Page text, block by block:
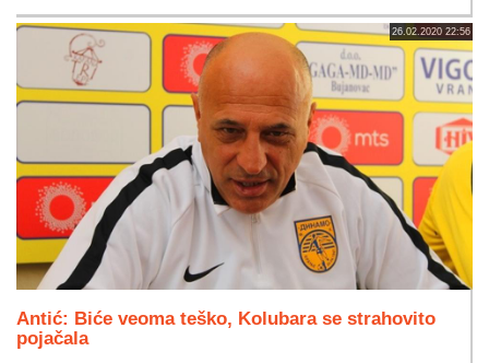
26.02.2020 22:56
Antić: Biće veoma teško, Kolubara se strahovito
pojačala